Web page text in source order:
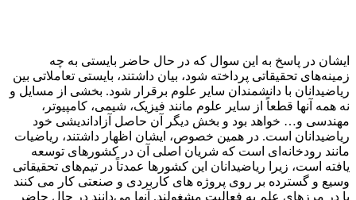
ایشان در پاسخ به این سوال که در حال حاضر بایستی به چه
زمینه‌های تحقیقاتی پرداخته شود، بیان داشتند، بایستی تعاملاتی بین
ریاضیدانان با دانشمندان سایر علوم برقرار شود. بخشی از مسایل و
نه همه آنها قطعاً از سایر علوم مانند فیزیک، شیمی، کامپیوتر،
مهندسی و… خواهد بود و بخش دیگر آن حاصل آزاداندیشی خود
ریاضیدانان است. در همین خصوص، ایشان اظهار داشتند، ریاضیات
مانند رودخانه‌ای است که شریان اصلی آن در کشورهای توسعه
یافته است، زیرا ریاضیدانان این کشورها عمدتاً در تیم‌های تحقیقاتی
وسیع و گسترده بر روی پروژه های کاربردی و صنعتی کار می کنند
یا در مرزهای علم به فعالیت مشغولند. آنها می‌دانند در حال حاضر